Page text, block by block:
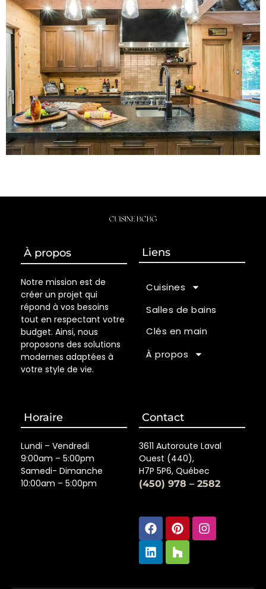
À propos
Notre mission est de
créer un projet qui
répond à vos besoins
tout en respectant votre
budget. Ainsi, nous
proposons des solutions
modernes adaptées à
votre style de vie.
Liens
Cuisines
Salles de bains
Clés en main
À propos
Horaire
Lundi – Vendredi
9:00am – 5:00pm
Samedi- Dimanche
10:00am – 5:00pm
Contact
3611 Autoroute Laval
Ouest (440),
H7P 5P6, Québec
(450) 978 – 2582
Facebook
Pinterest
Linkedin
Houzz